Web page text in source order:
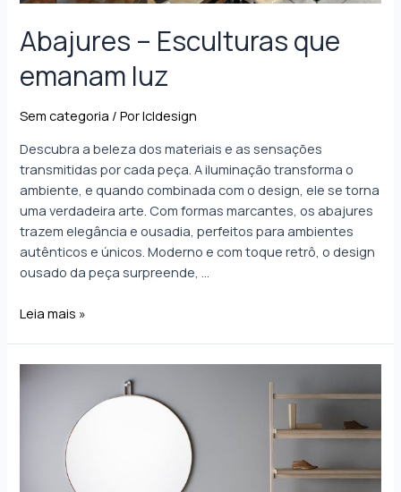
Abajures – Esculturas que
emanam luz
Sem categoria / Porlcldesign
Descubra a beleza dos materiais e as sensações
transmitidas por cada peça. A iluminação transforma o
ambiente, e quando combinada com o design, ele se torna
uma verdadeira arte. Com formas marcantes, os abajures
trazem elegância e ousadia, perfeitos para ambientes
autênticos e únicos. Moderno e com toque retrô, o design
ousado da peça surpreende, …
Leia mais »